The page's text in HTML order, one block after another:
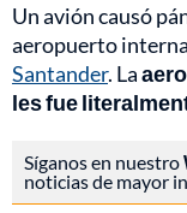
Un avión causó
aeropuerto
Santander. La
les fue
Síganos en nuestro
noticias de mayor